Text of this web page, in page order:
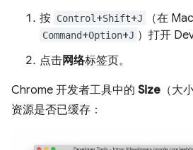
按 Control +Shift+J （在
Command+Option+J ）打开
点击网络标签页。
Chrome 开发者工具中的 Size （大
资源是否已缓存：